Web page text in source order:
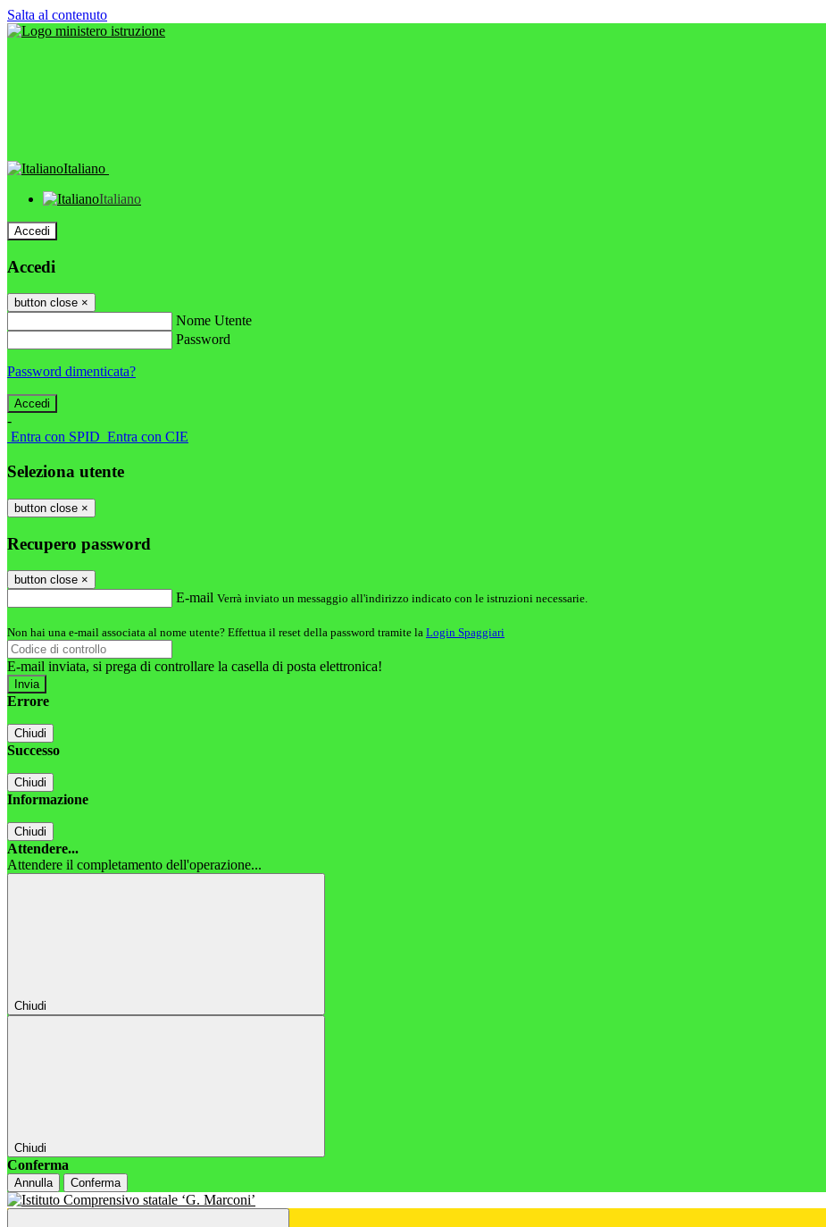
Salta al contenuto
Italiano
Italiano
Accedi
Accedi
button close ×
Nome Utente
Password
Password dimenticata?
-
Entra con SPID Entra con CIE
Seleziona utente
button close ×
Recupero password
button close ×
E-mail Verrà inviato un messaggio all'indirizzo indicato con le istruzioni necessarie.
Non hai una e-mail associata al nome utente? Effettua il reset della password tramite la Login Spaggiari
E-mail inviata, si prega di controllare la casella di posta elettronica!
Errore
Chiudi
Successo
Chiudi
Informazione
Chiudi
Attendere...
Attendere il completamento dell'operazione...
Chiudi
Chiudi
Conferma
Annulla Conferma